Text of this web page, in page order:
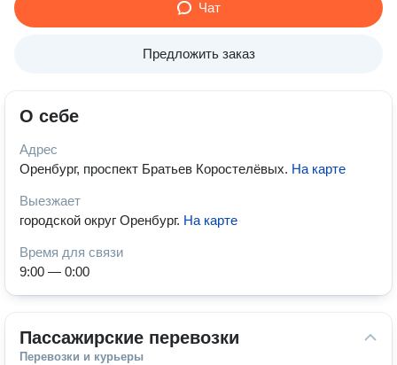
Чат
Предложить заказ
О себе
Адрес
Оренбург, проспект Братьев Коростелёвых. На карте
Выезжает
городской округ Оренбург. На карте
Время для связи
9:00 — 0:00
Пассажирские перевозки
Перевозки и курьеры